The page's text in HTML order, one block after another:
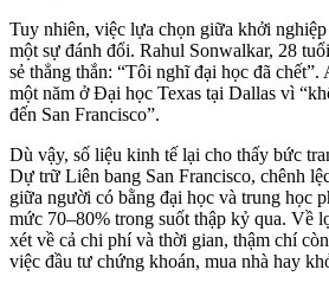
Tuy nhiên, việc lựa chọn giữa khởi
một sự đánh đổi. Rahul Sonwalkar, 28
sẻ thẳng thắn: “Tôi nghĩ đại học đã
một năm ở Đại học Texas tại Dallas vì
đến San Francisco”.
Dù vậy, số liệu kinh tế lại cho thấy bức
Dự trữ Liên bang San Francisco, chênh
giữa người có bằng đại học và trung học
mức 70–80% trong suốt thập kỷ qua. Về
xét về cả chi phí và thời gian, thậm chí
việc đầu tư chứng khoán, mua nhà hay